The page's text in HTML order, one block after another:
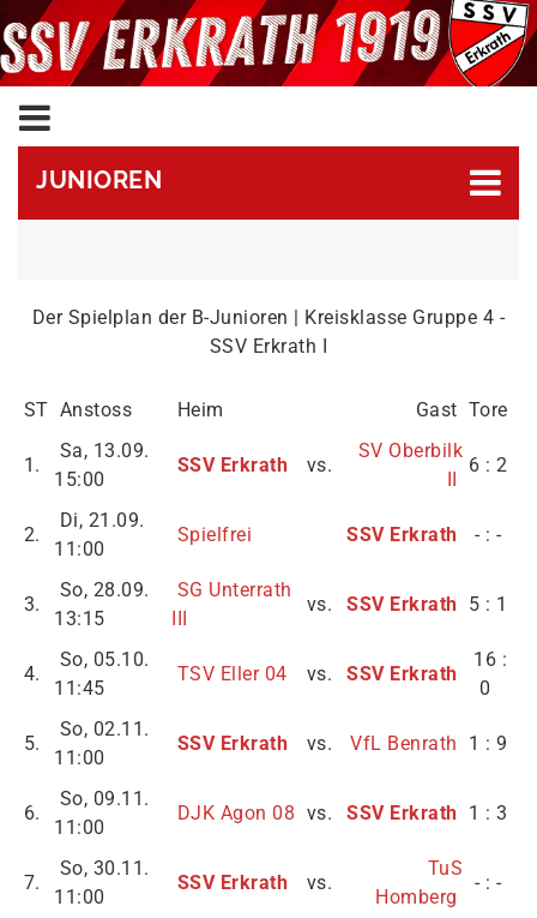
JUNIOREN
Der Spielplan der B-Junioren | Kreisklasse Gruppe 4 -
SSV Erkrath I
ST Anstoss Heim Gast Tore
1.
Sa, 13.09.
15:00
SSV Erkrath vs.
SV Oberbilk
II
6 : 2
2.
Di, 21.09.
11:00
Spielfrei SSV Erkrath - : -
3.
So, 28.09.
13:15
SG Unterrath
III
vs. SSV Erkrath 5 : 1
4.
So, 05.10.
11:45
TSV Eller 04 vs. SSV Erkrath
16 :
0
5.
So, 02.11.
11:00
SSV Erkrath vs. VfL Benrath 1 : 9
6.
So, 09.11.
11:00
DJK Agon 08 vs. SSV Erkrath 1 : 3
7.
So, 30.11.
11:00
SSV Erkrath vs.
TuS
Homberg
- : -